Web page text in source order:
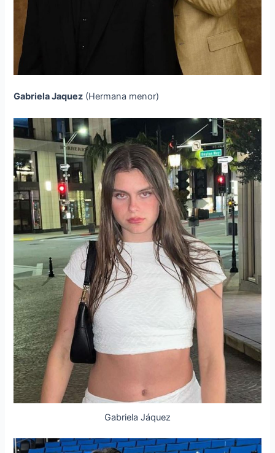
Gabriela Jaquez (Hermana menor)
Gabriela Jáquez